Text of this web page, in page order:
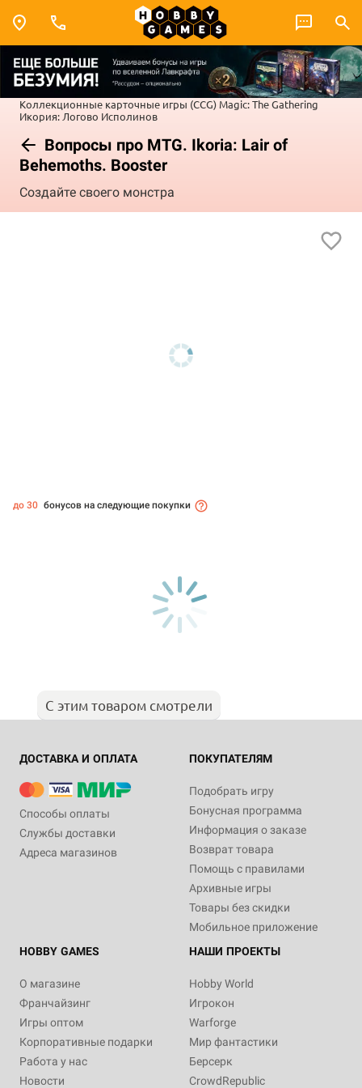
Коллекционные карточные игры (CCG) Magic: The Gathering
Икория: Логово Исполинов
Вопросы про MTG. Ikoria: Lair of
Behemoths. Booster
Создайте своего монстра
до 30 бонусов на следующие покупки
С этим товаром смотрели
ДОСТАВКА И ОПЛАТА
Способы оплаты
Службы доставки
Адреса магазинов
ПОКУПАТЕЛЯМ
Подобрать игру
Бонусная программа
Информация о заказе
Возврат товара
Помощь с правилами
Архивные игры
Товары без скидки
Мобильное приложение
HOBBY GAMES
О магазине
Франчайзинг
Игры оптом
Корпоративные подарки
Работа у нас
Новости
НАШИ ПРОЕКТЫ
Hobby World
Игрокон
Warforge
Мир фантастики
Берсерк
CrowdRepublic